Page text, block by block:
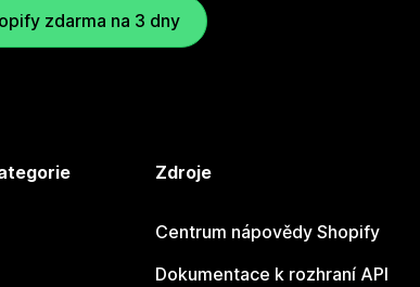
zdarma na 3 dny
Zdroje
Centrum nápovědy Shopify
Dokumentace k rozhraní API